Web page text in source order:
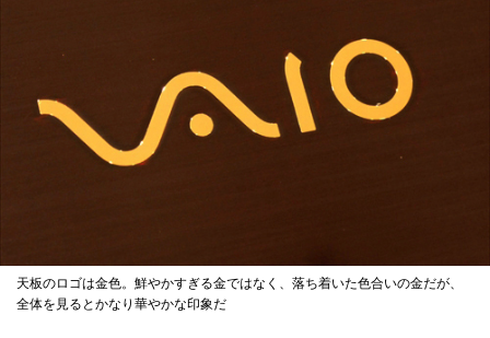
天板のロゴは金色。鮮やかすぎる金ではなく、落ち着いた色合いの金だが、
全体を見るとかなり華やかな印象だ